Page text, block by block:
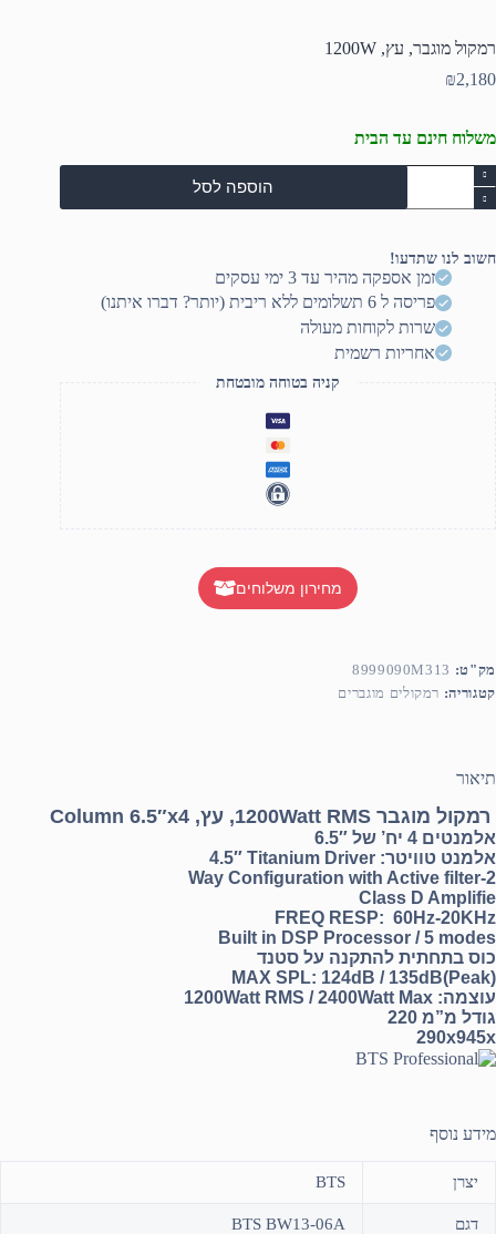
רמקול מוגבר, עץ, 1200W
₪2,180
משלוח חינם עד הבית
כמות
של
רמקול
1200W
הוספה לסל
חשוב לנו שתדעו!
זמן אספקה מהיר עד 3 ימי עסקים
פריסה ל 6 תשלומים ללא ריבית (יותר? דברו איתנו)
שרות לקוחות מעולה
אחריות רשמית
קניה בטוחה מובטחת
מחירון משלוחים
מק"ט: 8999090M313
קטגוריה: רמקולים מוגברים
תיאור
רמקול מוגבר 1200Watt RMS, עץ, Column 6.5″x4
אלמנטים 4 יח’ של
6.5″
אלמנט טוויטר: 4.5″ Titanium Driver
2-Way Configuration with Active filter
Class D Amplifie
FREQ RESP: 60Hz-20KHz
Built in DSP Processor / 5 modes
כוס בתחתית להתקנה על סטנד
MAX SPL: 124dB / 135dB(Peak)
עוצמה: 1200Watt RMS / 2400Watt Max
גודל מ”מ 220
290x945x
מידע נוסף
יצרן BTS
דגם BTS BW13-06A